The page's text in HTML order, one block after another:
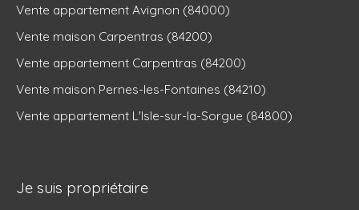
Vente appartement Avignon (84000)
Vente maison Carpentras (84200)
Vente appartement Carpentras (84200)
Vente maison Pernes-les-Fontaines (84210)
Vente appartement L'Isle-sur-la-Sorgue (84800)
Je suis propriétaire